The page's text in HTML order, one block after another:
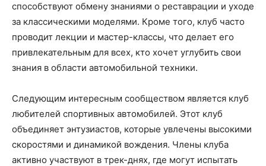
способствуют обмену знаниями о реставрации и уходе
за классическими моделями. Кроме того, клуб часто
проводит лекции и мастер-классы, что делает его
привлекательным для всех, кто хочет углубить свои
знания в области автомобильной техники.
Следующим интересным сообществом является клуб
любителей спортивных автомобилей. Этот клуб
объединяет энтузиастов, которые увлечены высокими
скоростями и динамикой вождения. Члены клуба
активно участвуют в трек-днях, где могут испытать